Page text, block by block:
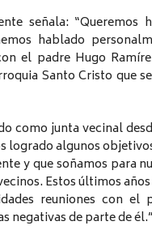
señala: “Queremos
hablado
el padre Hugo
Santo Cristo que
como junta vecinal
logrado algunos
y que soñamos para
Estos últimos
reuniones con el
negativas de parte de él.”